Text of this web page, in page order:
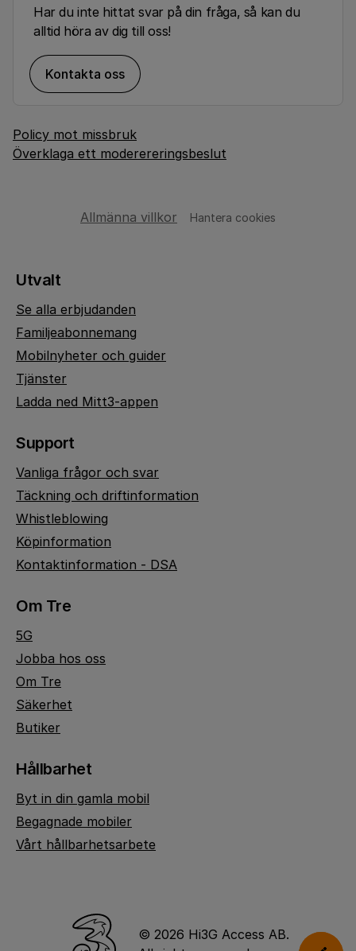
Har du inte hittat svar på din fråga, så kan du
alltid höra av dig till oss!
Kontakta oss
Policy mot missbruk
Överklaga ett moderereringsbeslut
Allmänna villkor Hantera cookies
Utvalt
Se alla erbjudanden
Familjeabonnemang
Mobilnyheter och guider
Tjänster
Ladda ned Mitt3-appen
Support
Vanliga frågor och svar
Täckning och driftinformation
Whistleblowing
Köpinformation
Kontaktinformation - DSA
Om Tre
5G
Jobba hos oss
Om Tre
Säkerhet
Butiker
Hållbarhet
Byt in din gamla mobil
Begagnade mobiler
Vårt hållbarhetsarbete
© 2026 Hi3G Access AB.